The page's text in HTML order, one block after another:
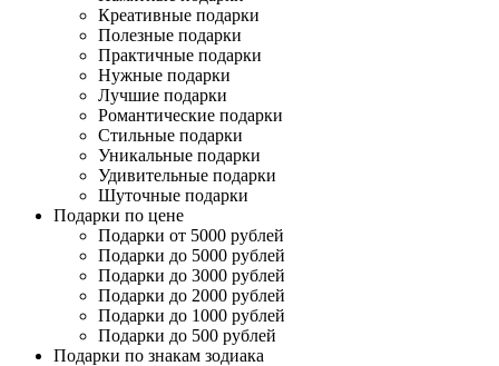
Креативные подарки
Полезные подарки
Практичные подарки
Нужные подарки
Лучшие подарки
Романтические подарки
Стильные подарки
Уникальные подарки
Удивительные подарки
Шуточные подарки
Подарки по цене
Подарки от 5000 рублей
Подарки до 5000 рублей
Подарки до 3000 рублей
Подарки до 2000 рублей
Подарки до 1000 рублей
Подарки до 500 рублей
Подарки по знакам зодиака